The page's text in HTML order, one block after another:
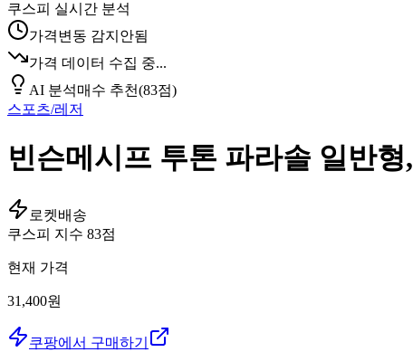
쿠스피 실시간 분석
가격변동 감지안됨
가격 데이터 수집 중...
AI 분석매수 추천(83점)
스포츠/레저
빈슨메시프 투톤 파라솔 일반형
로켓배송
쿠스피 지수 83점
현재 가격
31,400원
쿠팡에서 구매하기